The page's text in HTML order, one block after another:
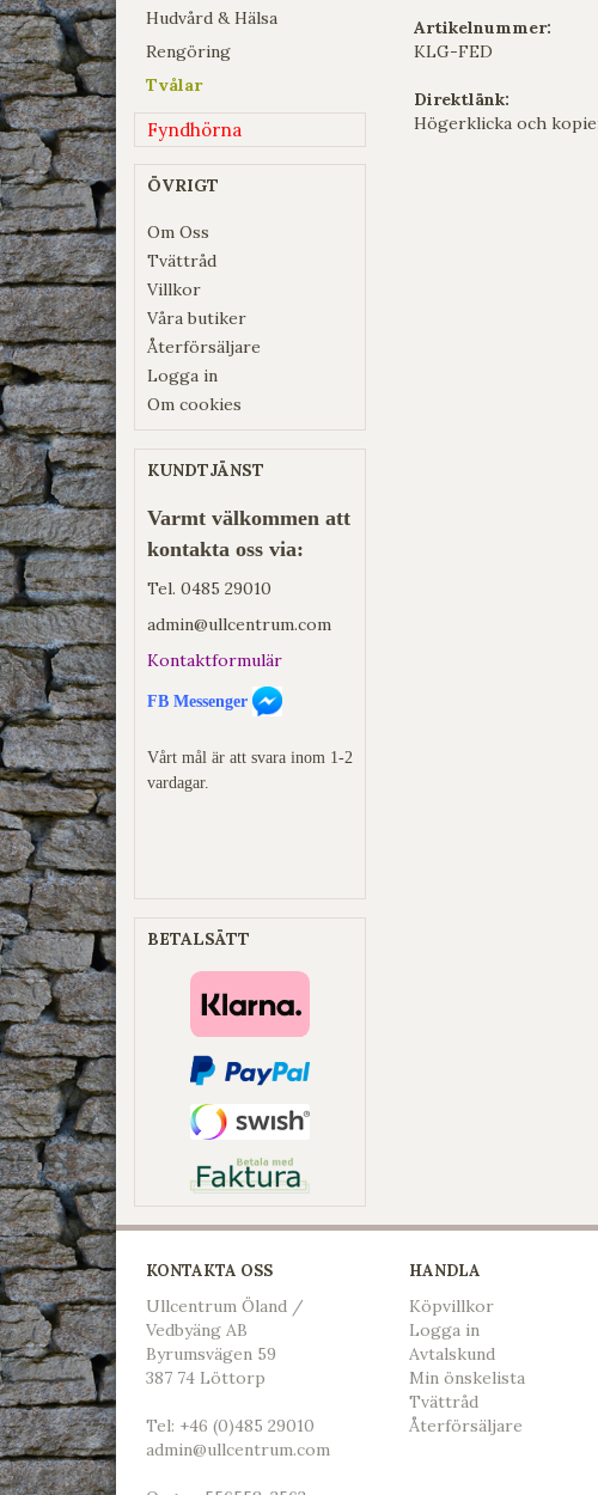
Hudvård & Hälsa
Rengöring
Tvålar
Fyndhörna
ÖVRIGT
Om Oss
Tvättråd
Villkor
Våra butiker
Återförsäljare
Logga in
Om cookies
KUNDTJÄNST
Varmt välkommen att
kontakta oss via:
Tel. 0485 29010
admin@ullcentrum.com
Kontaktformulär
FB Messenger
Vårt mål är att svara inom 1-2
vardagar.
BETALSÄTT
Artikelnummer:
KLG-FED
Direktlänk:
Högerklicka och
KONTAKTA OSS
Ullcentrum Öland /
Vedbyäng AB
Byrumsvägen 59
387 74 Löttorp
Tel: +46 (0)485 29010
admin@ullcentrum.com
HANDLA
Köpvillkor
Logga in
Avtalskund
Min önskelista
Tvättråd
Återförsäljare